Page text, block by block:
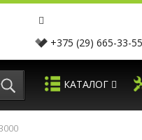
+375 (29) 665-33-55
КАТАЛОГ